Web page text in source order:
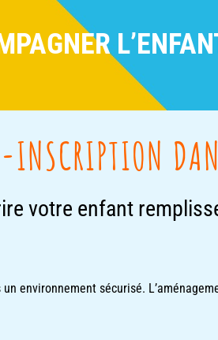
INSCRIPTION
votre enfant
environnement sécurisé.